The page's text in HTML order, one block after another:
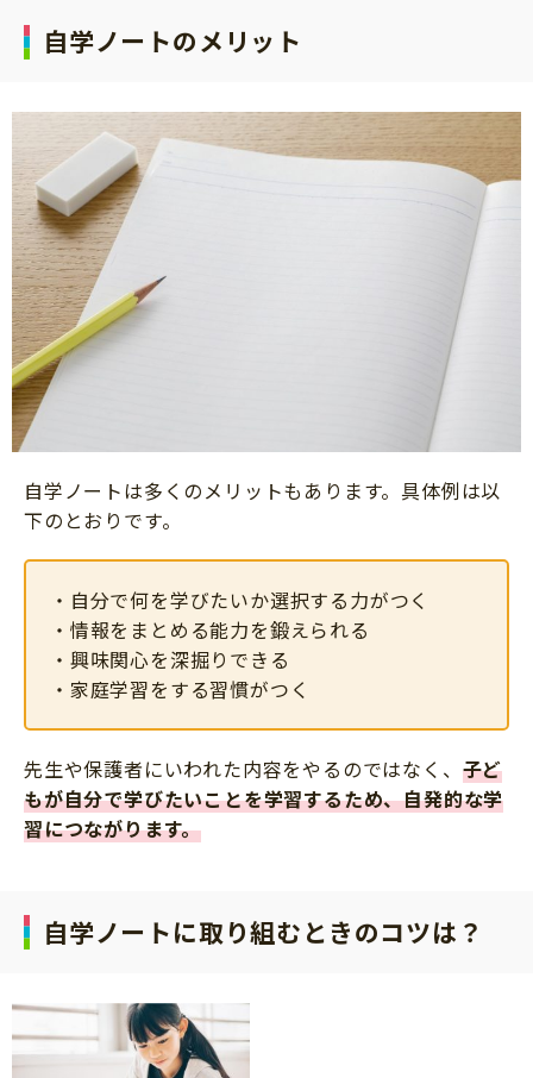
自学ノートのメリット
自学ノートは多くのメリットもあります。具体例は以
下のとおりです。
・自分で何を学びたいか選択する力がつく
・情報をまとめる能力を鍛えられる
・興味関心を深掘りできる
・家庭学習をする習慣がつく
先生や保護者にいわれた内容をやるのではなく、 子ど
もが自分で学びたいことを学習するため、自発的な学
習につながります。
自学ノートに取り組むときのコツは？